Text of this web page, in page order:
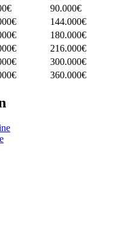
90.000€
144.000€
180.000€
216.000€
300.000€
360.000€